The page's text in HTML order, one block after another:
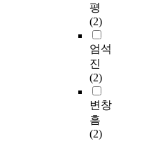
평
(2)
엄석
진
(2)
변창
흠
(2)